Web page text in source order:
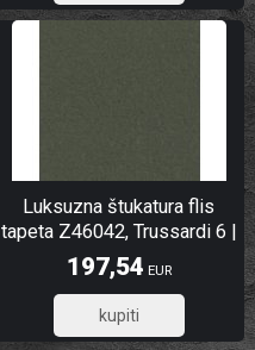
Luksuzna štukatura flis
tapeta Z46042, Trussardi 6 |
Ljepilo besplatno
197,54 EUR
158,03